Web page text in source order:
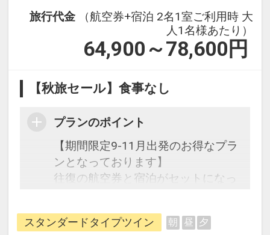
旅行代金
（航空券+宿泊 2名1室ご利用時 大
人1名様あたり）
64,900～78,600 円
【秋旅セール】食事なし
プランのポイント
【期間限定9-11月出発のお得なプラ
ンとなっております】
往復の航空券と宿泊がセットになっ
ンです。
フライトと宿泊を自由に組み合わせ
スタンダードタイプツイン 朝 昼 夕